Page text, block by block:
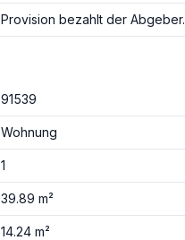
Provision bezahlt der Abgeber.
91539
Wohnung
1
39.89 m²
14.24 m²